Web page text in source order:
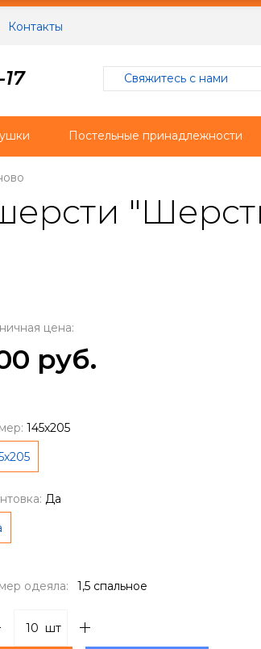
Контакты
Свяжитесь с нами
Постельные принадлежности
цена:
руб.
145х205
Да
одеяла: 1,5 спальное
шт